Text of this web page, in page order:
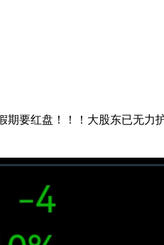
要红盘！！！大股东已无